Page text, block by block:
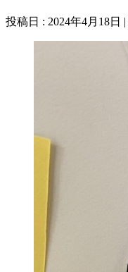
投稿日 : 2024年4月18日